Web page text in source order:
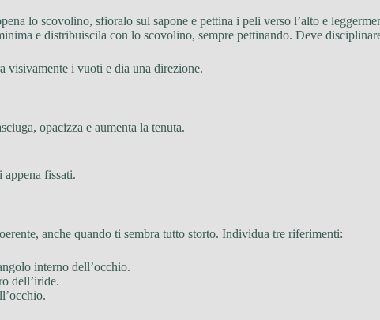
lo scovolino, sfioralo sul sapone e pettina i peli verso l’alto e
e distribuiscila con lo scovolino, sempre pettinando. Deve
visivamente i vuoti e dia una direzione.
opacizza e aumenta la tenuta.
appena fissati.
anche quando ti sembra tutto storto. Individua tre riferimenti:
interno dell’occhio.
dell’iride.